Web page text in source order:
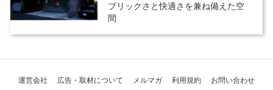
ブリックさと快適さを兼ね備えた空
間
運営会社 広告・取材について メルマガ 利用規約 お問い合わせ